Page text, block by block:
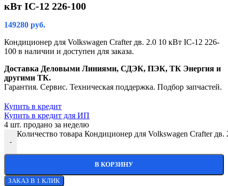
кВт IC-12 226-100
149280 руб.
Кондиционер для Volkswagen Crafter дв. 2.0 10 кВт IC-12 226-
100 в наличии и доступен для заказа.
Доставка Деловыми Линиями, СДЭК, ПЭК, ТК Энергия и
другими ТК.
Гарантия. Сервис. Техническая поддержка. Подбор запчастей.
Купить в кредит
Купить в кредит для ИП
4 шт. продано за неделю
-
Количество товара Кондиционер для Volkswagen Crafter
В КОРЗИНУ
ЗАКАЗ В 1 КЛИК